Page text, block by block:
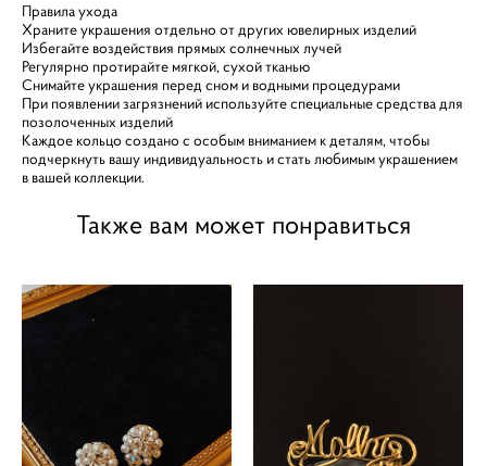
Правила ухода
Храните украшения отдельно от других ювелирных изделий
Избегайте воздействия прямых солнечных лучей
Регулярно протирайте мягкой, сухой тканью
Снимайте украшения перед сном и водными процедурами
При появлении загрязнений используйте специальные средства для
позолоченных изделий
Каждое кольцо создано с особым вниманием к деталям, чтобы
подчеркнуть вашу индивидуальность и стать любимым украшением
в вашей коллекции.
Также вам может понравиться